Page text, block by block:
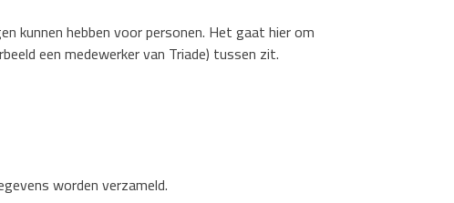
kunnen hebben voor personen. Het gaat hier om
een medewerker van Triade) tussen zit.
worden verzameld.